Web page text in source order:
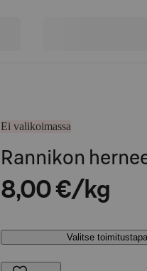
Ei valikoimassa
Rannikon
8,00 €/kg
Valitse toimitustapa